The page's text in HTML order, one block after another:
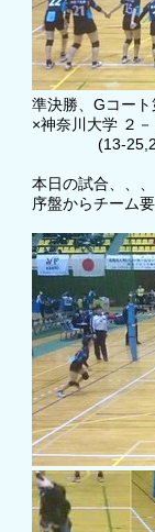
準決勝、Gコート
×神奈川大学 ２
(13-
本日の試合、、、
序盤からチーム